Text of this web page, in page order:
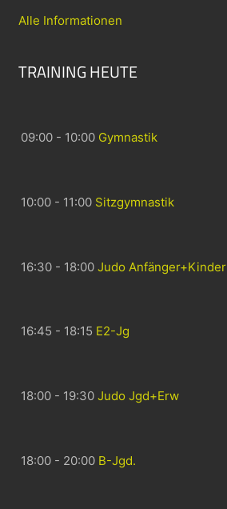
Alle Informationen
TRAINING HEUTE
09:00 - 10:00 Gymnastik
10:00 - 11:00 Sitzgymnastik
16:30 - 18:00 Judo Anfänger+Kinder
16:45 - 18:15 E2-Jg
18:00 - 19:30 Judo Jgd+Erw
18:00 - 20:00 B-Jgd.